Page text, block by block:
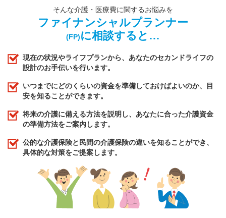
そんな介護・医療費に関するお悩みを
ファイナンシャルプランナー
(FP)に相談すると…
現在の状況やライフプランから、あなたのセカンドライフの
設計のお手伝いを行います。
いつまでにどのくらいの資金を準備しておけばよいのか、目
安を知ることができます。
将来の介護に備える方法を説明し、あなたに合った介護資金
の準備方法をご案内します。
公的な介護保険と民間の介護保険の違いを知ることができ、
具体的な対策をご提案します。